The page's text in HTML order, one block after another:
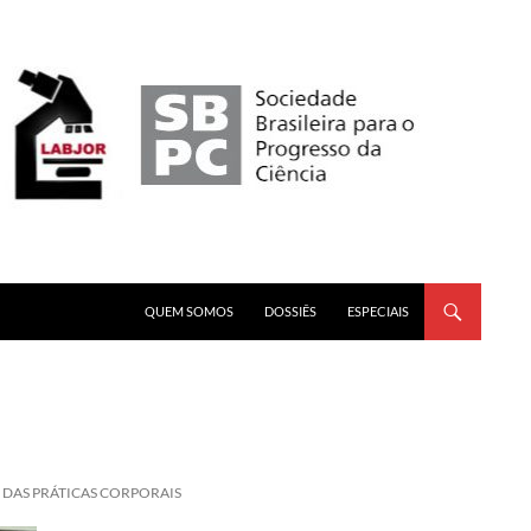
QUEM SOMOS
DOSSIÊS ESPECIAIS
PRÁTICAS CORPORAIS